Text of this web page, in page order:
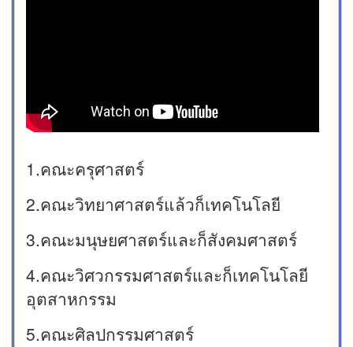
1.คณะครุศาสตร์
2.คณะวิทยาศาสตร์แล้วก็เทคโนโลยี
3.คณะมนุษยศาสตร์และก็สังคมศาสตร์
4.คณะวิศวกรรมศาสตร์และก็เทคโนโลยี
อุตสาหกรรม
5.คณะศิลปกรรมศาสตร์